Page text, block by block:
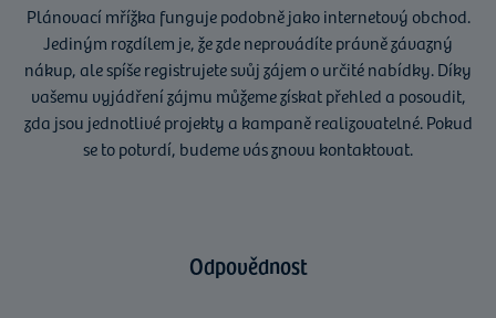
Plánovací mřížka funguje podobně jako internetový obchod.
Jediným rozdílem je, že zde neprovádíte právně závazný
nákup, ale spíše registrujete svůj zájem o určité nabídky. Díky
vašemu vyjádření zájmu můžeme získat přehled a posoudit,
zda jsou jednotlivé projekty a kampaně realizovatelné. Pokud
se to potvrdí, budeme vás znovu kontaktovat.
Odpovědnost